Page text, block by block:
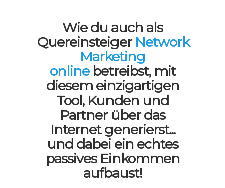
Wie du auch als
Quereinsteiger Network
Marketing
onlinebetreibst, mit
diesem einzigartigen
Tool, Kunden und
Partner über das
Internet generierst...
und dabei ein echtes
passives Einkommen
aufbaust!